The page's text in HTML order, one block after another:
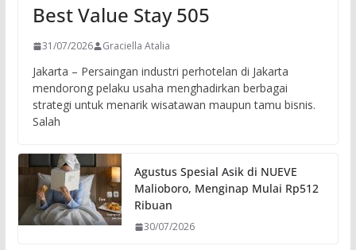
Best Value Stay 505
31/07/2026 Graciella Atalia
Jakarta – Persaingan industri perhotelan di Jakarta
mendorong pelaku usaha menghadirkan berbagai
strategi untuk menarik wisatawan maupun tamu bisnis.
Salah
Agustus Spesial Asik di NUEVE
Malioboro, Menginap Mulai Rp512
Ribuan
30/07/2026